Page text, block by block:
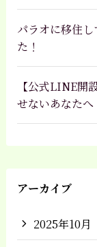
パラオに移住
た！
【公式LINE開
せないあなたへ
アーカイブ
2025年10月